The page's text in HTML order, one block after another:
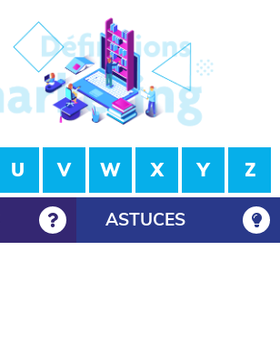
U V W X Y Z
ASTUCES